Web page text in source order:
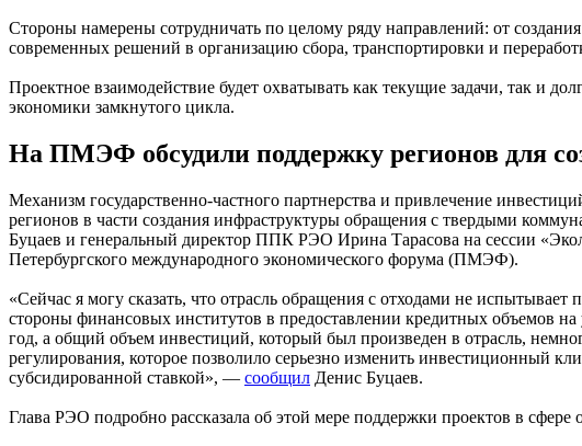
Стороны намерены сотрудничать по целому ряду направлений: от
современных решений в организацию сбора, транспортировки и
Проектное взаимодействие будет охватывать как текущие задачи, так и
экономики замкнутого цикла.
На ПМЭФ обсудили поддержку регионов для
Механизм государственно-частного партнерства и привлечение
регионов в части создания инфраструктуры обращения с твердыми
Буцаев и генеральный директор ППК РЭО Ирина Тарасова на сессии
Петербургского международного экономического форума (ПМЭФ).
«Сейчас я могу сказать, что отрасль обращения с отходами не
стороны финансовых институтов в предоставлении кредитных объемов
год, а общий объем инвестиций, который был произведен в отрасль,
регулирования, которое позволило серьезно изменить инвестиционный
субсидированной ставкой», — сообщил Денис Буцаев.
Глава РЭО подробно рассказала об этой мере поддержки проектов в